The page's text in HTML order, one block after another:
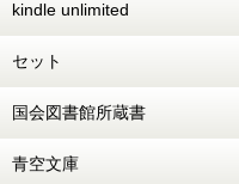
kindle unlimited
セット
国会図書館所蔵書
青空文庫